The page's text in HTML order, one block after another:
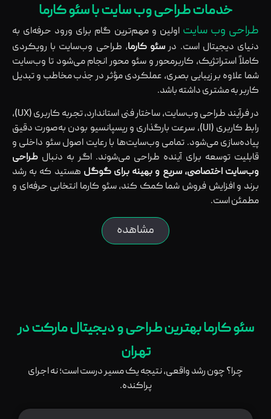
خدمات طراحی وب سایت با سئو کارما
طراحی وب‌ سایت اولین و مهم‌ترین گام برای ورود حرفه‌ای به
دنیای دیجیتال است. درسئو کارما، طراحی وب‌سایت با رویکردی
کاملاً استراتژیک، کاربرمحور و سئو محور انجام می‌شود تا وب‌سایت
شما علاوه بر زیبایی بصری، عملکردی مؤثر در جذب مخاطب و تبدیل
کاربر به مشتری داشته باشد.
در فرآیند طراحی وب‌سایت، ساختار فنی استاندارد، تجربه کاربری (UX)،
رابط کاربری (UI)، سرعت بارگذاری و ریسپانسیو بودن به‌صورت دقیق
پیاده‌سازی می‌شود. تمامی وب‌سایت‌ها با رعایت اصول سئو داخلی و
قابلیت توسعه برای آینده طراحی می‌شوند. اگر به دنبال طراحی
وب‌سایت اختصاصی، سریع و بهینه برای گوگل هستید که به رشد
برند و افزایش فروش شما کمک کند، سئو کارما انتخابی حرفه‌ای و
مطمئن است.
مشاهده
سئو کارما بهترین طراحی و دیجیتال مارکت در
تهران
چرا؟ چون رشد واقعی، نتیجه یک مسیر درست است؛ نه اجرای
پراکنده.